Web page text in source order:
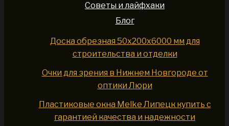
Советы и лайфхаки
Блог
Доска обрезная 50x200x6000 мм для
строительства и отделки
Очки для зрения в Нижнем Новгороде от
оптики Люри
Пластиковые окна Melke Липецк купить с
гарантией качества и надежности